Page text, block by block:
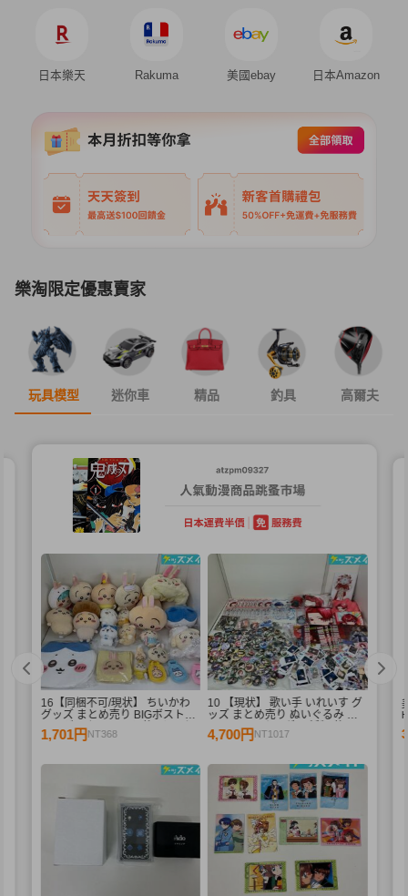
日本樂天 Rakuma 美國ebay 日本Amazon
樂淘限定優惠賣家
玩具模型 迷你車 精品 釣具 高爾夫
16【同梱不可/現状】 ちいかわ
グッズ まとめ売り BIGボストン
バッグ、ぬいぐるみ 他 / ちいか
わ
1,701円 NT368
10 【現状】 歌い手 いれいす グ
ッズ まとめ売り ぬいぐるみ バ
ッジ・キーホルダー 紙類 他
4,700円 NT1017